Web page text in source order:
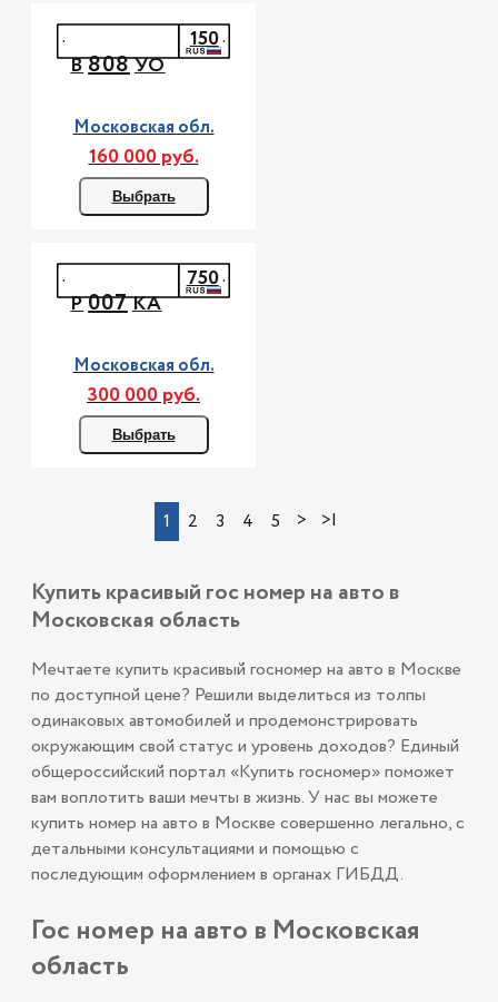
В808УО
150
Московская обл.
160 000 руб.
Выбрать
Р007КА
750
Московская обл.
300 000 руб.
Выбрать
1 2 3 4 5 > >|
Купить красивый гос номер на авто в
Московская область
Мечтаете купить красивый госномер на авто в Москве
по доступной цене? Решили выделиться из толпы
одинаковых автомобилей и продемонстрировать
окружающим свой статус и уровень доходов? Единый
общероссийский портал «Купить госномер» поможет
вам воплотить ваши мечты в жизнь. У нас вы можете
купить номер на авто в Москве совершенно легально, с
детальными консультациями и помощью с
последующим оформлением в органах ГИБДД.
Гос номер на авто в Московская
область